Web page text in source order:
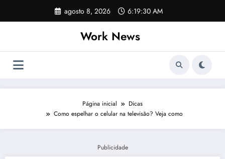
o
agosto 8, 2026 6:19:31 AM
Work News
Página inicial
Dicas
Como espelhar o celular na televisão? Veja como
Publicidade